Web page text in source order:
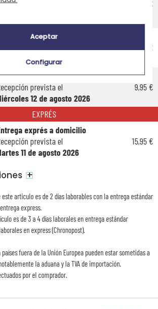
5,35 €
Entrega económico a domicilio
prevista el
Lunes 17 de agosto 2026
5,55 €
estándar a domicilio
prevista el
12 de agosto 2026
9,95 €
EXPRÉS
exprés a domicilio
prevista el
11 de agosto 2026
15,95 €
+
articulo es de 2 días laborables con la entrega estándar
express.
es de 3 a 4 días laborales en entrega estándar
en express (Chronopost).
fuera de la Unión Europea pueden estar sometidas a
la aduana y la TVA de importación.
por el comprador.
Aceptar
Configurar